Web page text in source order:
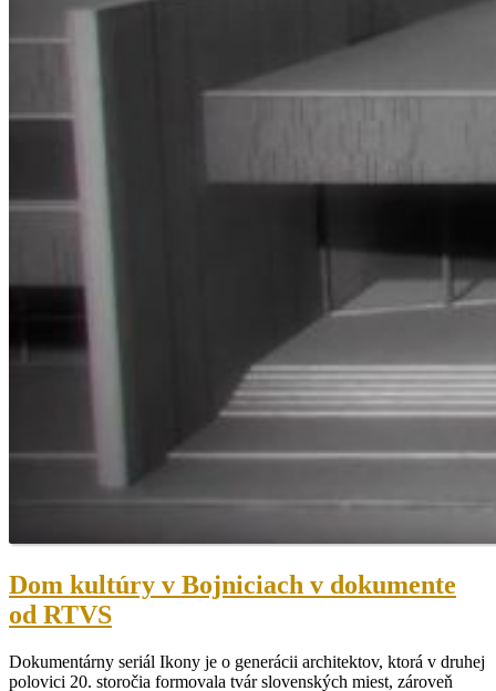
Dom kultúry v Bojniciach v dokumente
od RTVSDom
v
Dokumentárny seriál Ikony je o generácii architektov, ktorá v druhej
polovici 20. storočia formovala tvár slovenských miest, zároveň